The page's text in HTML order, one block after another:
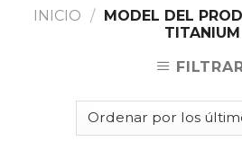
INICIO / MODEL DEL
TITANIUM